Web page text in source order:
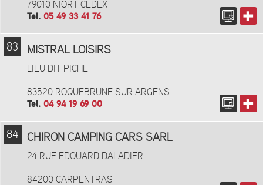
79010 NIORT CEDEX
Tel. 05 49 33 41 76
83 MISTRAL LOISIRS
LIEU DIT PICHE
83520 ROQUEBRUNE SUR ARGENS
Tel. 04 94 19 69 00
84 CHIRON CAMPING CARS SARL
24 RUE EDOUARD DALADIER
84200 CARPENTRAS